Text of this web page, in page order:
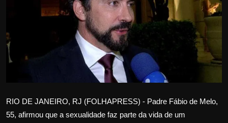
Internacional
APOIE
Justiça
RIO DE JANEIRO, RJ (FOLHAPRESS) - Padre Fábio de Melo,
55, afirmou que a sexualidade faz parte da vida de um